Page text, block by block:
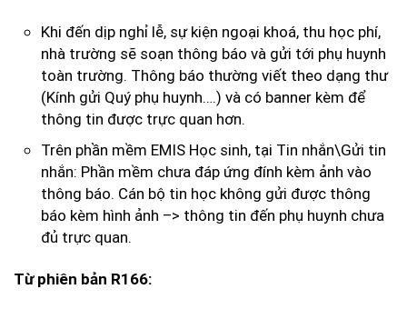
Khi đến dịp nghỉ lễ, sự kiện ngoại khoá, thu học phí,
nhà trường sẽ soạn thông báo và gửi tới phụ huynh
toàn trường. Thông báo thường viết theo dạng thư
(Kính gửi Quý phụ huynh….) và có banner kèm để
thông tin được trực quan hơn.
Trên phần mềm EMIS Học sinh, tại Tin nhắn\Gửi tin
nhắn: Phần mềm chưa đáp ứng đính kèm ảnh vào
thông báo. Cán bộ tin học không gửi được thông
báo kèm hình ảnh –> thông tin đến phụ huynh chưa
đủ trực quan.
Từ phiên bản R166: